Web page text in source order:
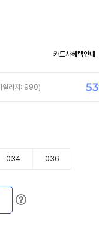
카드사혜택안내
일리지: 990) 53
034 036